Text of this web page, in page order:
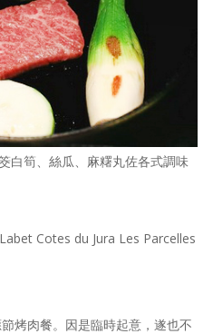
白筍、絲瓜、麻糬丸佐各式調味
Cotes du Jura Les Parcelles
烤肉餐。因是臨時起意，遂也不